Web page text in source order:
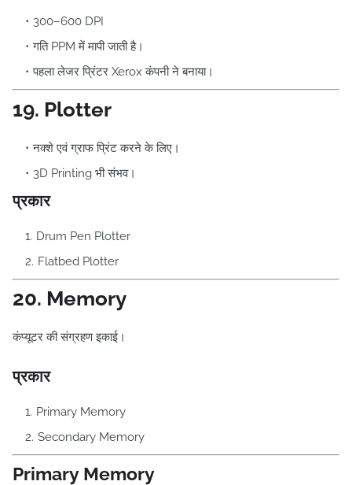
300–600 DPI
गति PPM में मापी जाती है।
पहला लेजर प्रिंटर Xerox कंपनी ने बनाया।
19. Plotter
नक्शे एवं ग्राफ प्रिंट करने के लिए।
3D Printing भी संभव।
प्रकार
Drum Pen Plotter
Flatbed Plotter
20. Memory
कंप्यूटर की संग्रहण इकाई।
प्रकार
Primary Memory
Secondary Memory
Primary Memory